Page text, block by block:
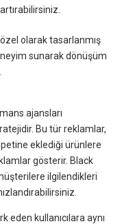
olarak tasarlanmış
sunarak dönüşüm
ajansları
Bu tür reklamlar,
eklediği ürünlere
gösterir. Black
ilgilendikleri
eden kullanıcılara aynı